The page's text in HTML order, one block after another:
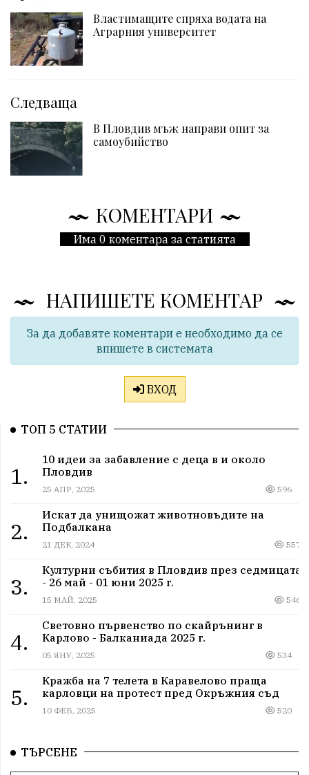
Властимащите спряха водата на
Аграрния университет
Следваща
В Пловдив мъж направи опит за
самоубийство
КОМЕНТАРИ
Има 0 коментара за статията
НАПИШЕТЕ КОМЕНТАР
За да добавяте коментари е необходимо да се
впишете в системата
ВХОД
ТОП 5 СТАТИИ
1.
10 идеи за забавление с деца в и около
Пловдив
25 АПР, 2025 596
2.
Искат да унищожат животновъдите на
Подбалкана
21 ДЕК, 2024 557
3.
Културни събития в Пловдив през седмицата
- 26 май - 01 юни 2025 г.
15 МАЙ, 2025 546
4.
Световно първенство по скайрънинг в
Карлово - Балканиада 2025 г.
05 ЯНУ, 2025 534
5.
Кражба на 7 телета в Каравелово праща
карловци на протест пред Окръжния съд
10 ФЕВ, 2025 520
ТЪРСЕНЕ